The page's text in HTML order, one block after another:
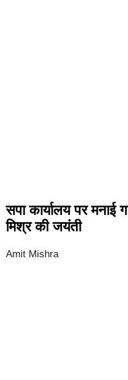
सपा कार्यालय पर मनाई
मिश्र की जयंती
Amit Mishra